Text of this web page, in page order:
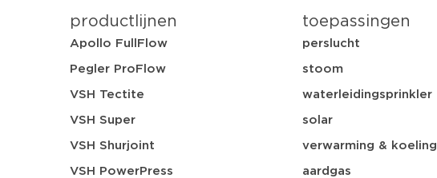
productlijnen
Apollo FullFlow
Pegler ProFlow
VSH Tectite
VSH Super
VSH Shurjoint
VSH PowerPress
toepassingen
perslucht
stoom
waterleidingsprinkler
solar
verwarming & koeling
aardgas